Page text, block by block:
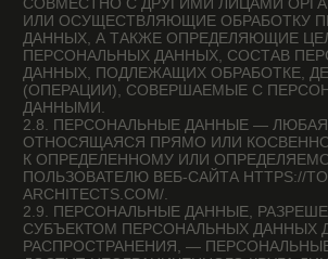
В СРЕДСТВАХ МАССОВОЙ ИНФОРМАЦИИ, РАЗМЕЩЕНИЕ
В ИНФОРМАЦИОННО-ТЕЛЕКОММУНИКАЦИОННЫХ СЕТЯХ
ИЛИ ПРЕДОСТАВЛЕНИЕ ДОСТУПА К ПЕРСОНАЛЬНЫМ
ДАННЫМ КАКИМ-ЛИБО ИНЫМ СПОСОБОМ.
2.13. ТРАНСГРАНИЧНАЯ ПЕРЕДАЧА ПЕРСОНАЛЬНЫХ
ДАННЫХ — ПЕРЕДАЧА ПЕРСОНАЛЬНЫХ ДАННЫХ
НА ТЕРРИТОРИЮ ИНОСТРАННОГО ГОСУДАРСТВА ОРГАНУ
ВЛАСТИ ИНОСТРАННОГО ГОСУДАРСТВА,
ФИЗИЧЕСКОМУ ИЛИ ИНОСТРАННОМУ ЮРИДИЧЕСКОМУ
ЛИЦУ.
2.14. УНИЧТОЖЕНИЕ ПЕРСОНАЛЬНЫХ ДАННЫХ — ЛЮБЫЕ
ДЕЙСТВИЯ, В РЕЗУЛЬТАТЕ КОТОРЫХ ПЕРСОНАЛЬНЫЕ
ДАННЫЕ УНИЧТОЖАЮТСЯ БЕЗВОЗВРАТНО
С НЕВОЗМОЖНОСТЬЮ ДАЛЬНЕЙШЕГО
СОДЕРЖАНИЯ ПЕРСОНАЛЬНЫХ ДАННЫХ
В ИНФОРМАЦИОННОЙ СИСТЕМЕ ПЕРСОНАЛЬНЫХ
ДАННЫХ И/ИЛИ УНИЧТОЖАЮТСЯ МАТЕРИАЛЬНЫЕ
НОСИТЕЛИ ПЕРСОНАЛЬНЫХ ДАННЫХ.
3. ОСНОВНЫЕ ПРАВА И ОБЯЗАННОСТИ ОПЕРАТОРА